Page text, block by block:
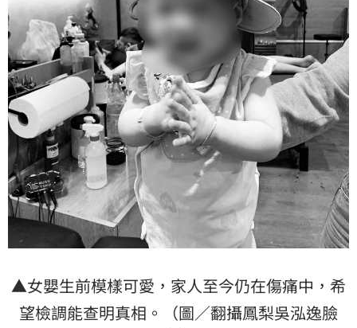
▲女嬰生前模樣可愛，家人至今仍在傷痛中，希
望檢調能查明真相。（圖／翻攝鳳梨吳泓逸臉